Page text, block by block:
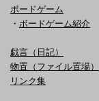
ボードゲーム
・ ボードゲーム紹介
戯言（日記）
物置（ファイル置場）
リンク集